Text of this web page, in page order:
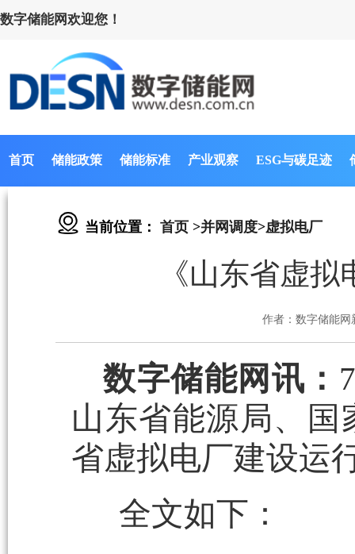
数字储能网欢迎您！
首页 储能政策 储能标准 产业观察 ESG与碳足迹
当前位置： 首页 >并网调度>虚拟电厂
《山东省虚
作者：数字储能网
数字储能网讯：
山东省能源局、
省虚拟电厂建设运
全文如下：